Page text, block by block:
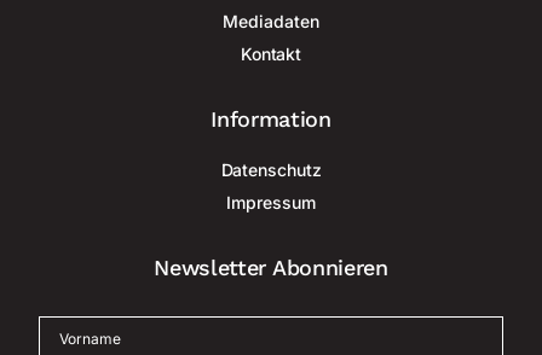
Mediadaten
Kontakt
Information
Datenschutz
Impressum
Newsletter Abonnieren